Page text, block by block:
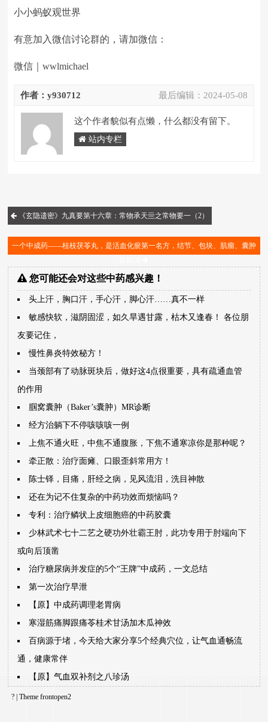
小小蚂蚁观世界
有意加入微信讨论群的，请加微信：
微信｜wwlmichael
最后编辑： 2024-05-08
作者：y930712
这个作者貌似有点懒，什么都没有留下。
站内专栏
《玄隐遗密》九真要第十六章：常物承天亖之常物要一（2）
一个中成药——桂枝茯苓丸，是活血化瘀第一名方，结节、包块、肌瘤、囊肿
您可能还会对这些中药感兴趣！
头上汗，胸口汗，手心汗，脚心汗……真不一样
敏感快软，滋阴固涩，如久旱遇甘露，枯木又逢春！ 各位朋
友要记住，
慢性鼻炎特效秘方！
当颈部有了动脉斑块后，做好这4点很重要，具有疏通血管
的作用
腘窝囊肿（Baker’s囊肿）MR诊断
经方治躺下不停咳咳咳一例
上焦不通火旺，中焦不通腹胀，下焦不通寒凉你是那种呢？
牵正散：治疗面瘫、口眼歪斜常用方！
陈士铎，目痛，肝经之病，见风流泪，洗目神散
还在为记不住复杂的中药功效而烦恼吗？
专利：治疗鳞状上皮细胞癌的中药胶囊
少林武术七十二艺之硬功外壮霸王肘，此功专用于肘端向下
或向后顶凿
治疗糖尿病并发症的5个“王牌”中成药，一文总结
第一次治疗早泄
【原】中成药调理老胃病
寒湿筋痛脚跟痛苓桂术甘汤加木瓜神效
百病源于堵，今天给大家分享5个经典穴位，让气血通畅流
通，健康常伴
【原】气血双补剂之八珍汤
? | Themefrontopen2